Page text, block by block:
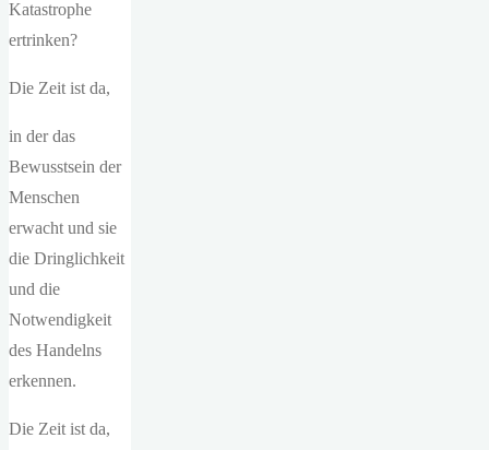
Katastrophe
ertrinken?
Die Zeit ist da,
in der das
Bewusstsein der
Menschen
erwacht und sie
die Dringlichkeit
und die
Notwendigkeit
des Handelns
erkennen.
Die Zeit ist da,